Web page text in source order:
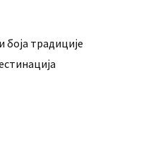
традиције